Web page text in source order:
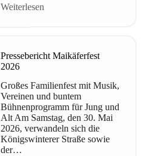
Weiterlesen
Pressebericht Maikäferfest
2026
Großes Familienfest mit Musik,
Vereinen und buntem
Bühnenprogramm für Jung und
Alt Am Samstag, den 30. Mai
2026, verwandeln sich die
Königswinterer Straße sowie
der…